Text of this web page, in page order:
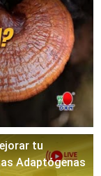
tu
Adaptógenas